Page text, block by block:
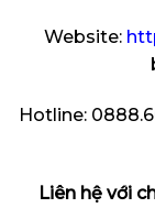
Website:
Hotline:
Liên hệ với